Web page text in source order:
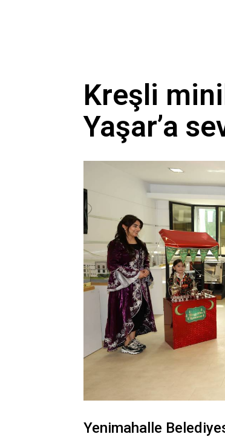
Kreşli
Yaşar’a
Yenimahalle